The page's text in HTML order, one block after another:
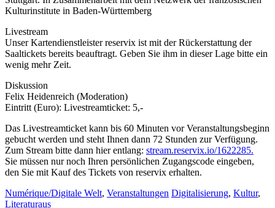
Kulturinstitute in Baden-Württemberg
Livestream
Unser Kartendienstleister reservix ist mit der Rückerstattung der
Saaltickets bereits beauftragt. Geben Sie ihm in dieser Lage bitte ein
wenig mehr Zeit.
Diskussion
Felix Heidenreich (Moderation)
Eintritt (Euro): Livestreamticket: 5,-
Das Livestreamticket kann bis 60 Minuten vor Veranstaltungsbeginn
gebucht werden und steht Ihnen dann 72 Stunden zur Verfügung.
Zum Stream bitte dann hier entlang: stream.reservix.io/1622285.
Sie müssen nur noch Ihren persönlichen Zugangscode eingeben,
den Sie mit Kauf des Tickets von reservix erhalten.
Numérique/Digitale Welt, Veranstaltungen Digitalisierung, Kultur,
Literaturaus